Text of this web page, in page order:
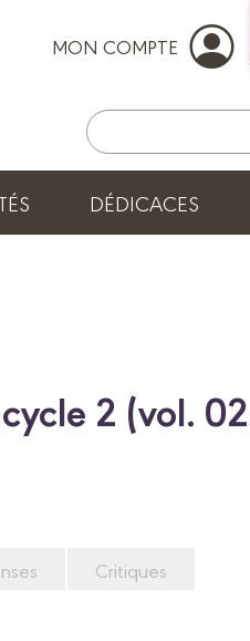
MON COMPTE
DÉDICACES
2 (vol.
Critiques